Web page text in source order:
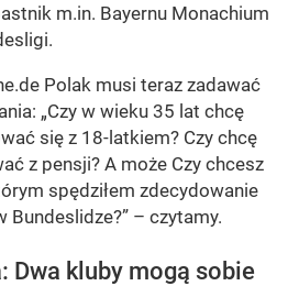
m.in. Bayernu Monachium
Polak musi teraz zadawać
„Czy w wieku 35 lat chcę
się z 18-latkiem? Czy chcę
z pensji? A może Czy chcesz
spędziłem zdecydowanie
– czytamy.
Dwa kluby mogą sobie